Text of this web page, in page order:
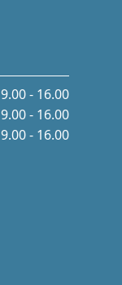
9.00 - 16.00
9.00 - 16.00
9.00 - 16.00